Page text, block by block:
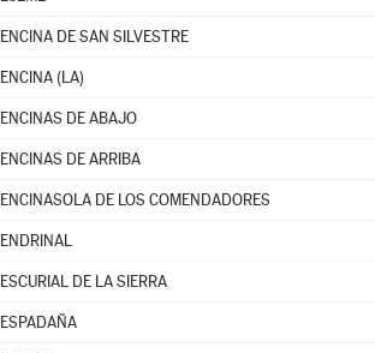
ENCINA DE SAN SILVESTRE
ENCINA (LA)
ENCINAS DE ABAJO
ENCINAS DE ARRIBA
ENCINASOLA DE LOS COMENDADORES
ENDRINAL
ESCURIAL DE LA SIERRA
ESPADAÑA